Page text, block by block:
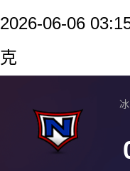
2026-06-06
克